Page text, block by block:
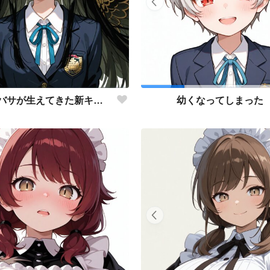
なぜかツバサが生えてきた新キャラの阿南さん 幼くなってしまった